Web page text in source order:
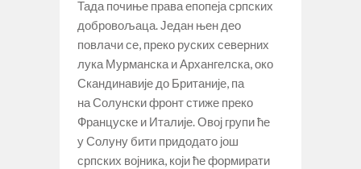
Тада почиње права епопеја српских
добровољаца. Један њен део
повлачи се, преко руских северних
лука Мурманска и Архангелска, око
Скандинавије до Британије, па
на Солунски фронт стиже преко
Француске и Италије. Овој групи ће
у Солуну бити придодато још
српских војника, који ће формирати